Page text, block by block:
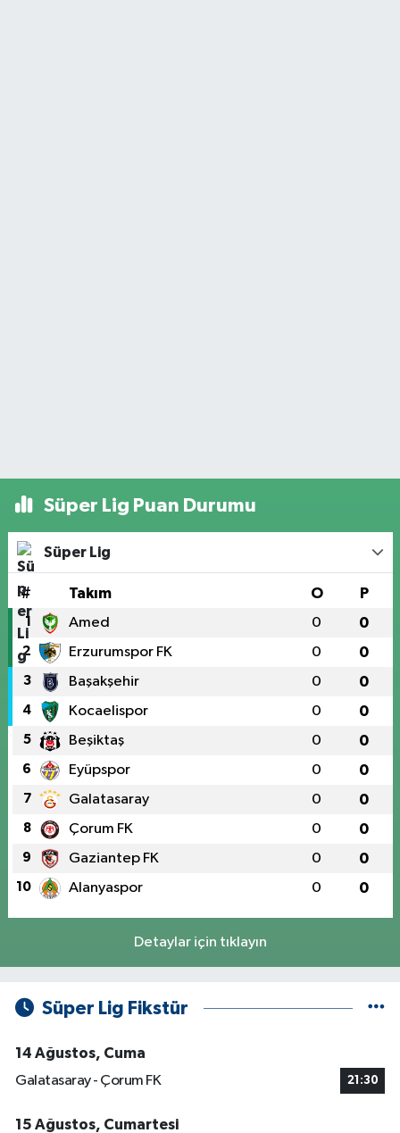
Süper Lig Puan Durumu
Süper Lig
# Takım O P
1 Amed 0 0
2 Erzurumspor FK 0 0
3 Başakşehir 0 0
4 Kocaelispor 0 0
5 Beşiktaş 0 0
6 Eyüpspor 0 0
7 Galatasaray 0 0
8 Çorum FK 0 0
9 Gaziantep FK 0 0
10 Alanyaspor 0 0
Detaylar için tıklayın
Süper Lig Fikstür
14 Ağustos, Cuma
Galatasaray - Çorum FK
21:30
15 Ağustos, Cumartesi